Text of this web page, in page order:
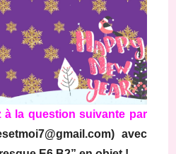
à la question suivante par
avec